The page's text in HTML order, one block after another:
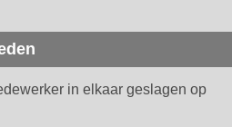
in elkaar geslagen op